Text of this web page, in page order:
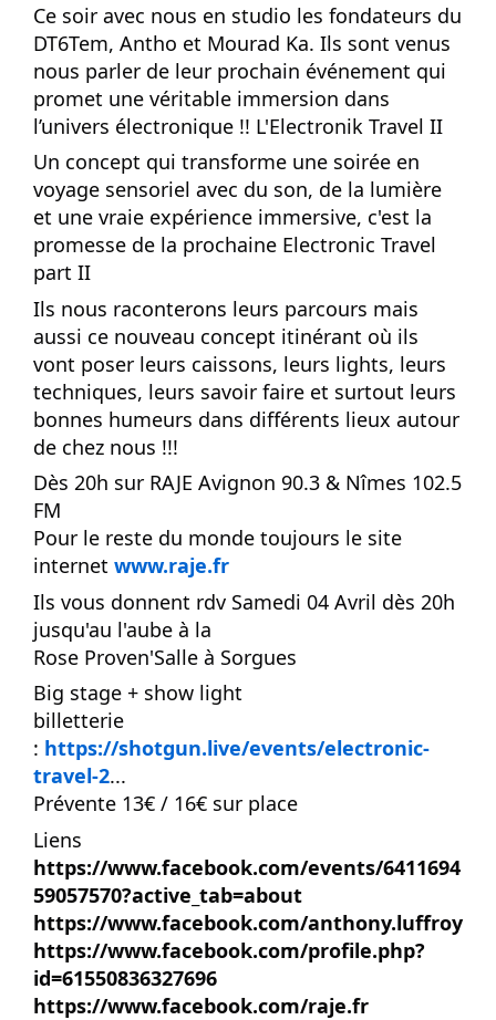
Ce soir avec nous en studio les fondateurs du
DT6Tem, Antho et Mourad Ka. Ils sont venus
nous parler de leur prochain événement qui
promet une véritable immersion dans
l’univers électronique !! L'Electronik Travel II
Un concept qui transforme une soirée en
voyage sensoriel avec du son, de la lumière
et une vraie expérience immersive, c'est la
promesse de la prochaine Electronic Travel
part II
Ils nous raconterons leurs parcours mais
aussi ce nouveau concept itinérant où ils
vont poser leurs caissons, leurs lights, leurs
techniques, leurs savoir faire et surtout leurs
bonnes humeurs dans différents lieux autour
de chez nous !!!
Dès 20h sur RAJE Avignon 90.3 & Nîmes 102.5
FM
Pour le reste du monde toujours le site
internet www.raje.fr
Ils vous donnent rdv Samedi 04 Avril dès 20h
jusqu'au l'aube à la
Rose Proven'Salle à Sorgues
Big stage + show light
billetterie
: https://shotgun.live/events/electronic-
travel-2...
Prévente 13€ / 16€ sur place
Liens
https://www.facebook.com/events/6411694
59057570?active_tab=about
https://www.facebook.com/anthony.luffroy
https://www.facebook.com/profile.php?
id=61550836327696
https://www.facebook.com/raje.fr